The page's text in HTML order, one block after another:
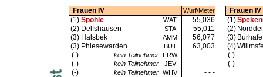
Frauen IV Wurf/Meter
Frauen IV
(1) Spohle WAT 55,036 (1)
(2) Delfshausen STA 55,011 (2)
(3) Halsbek AMM 56,077 (3) Burhafe
(3) Phiesewarden BUT 63,003 (4)
(-)
kein Teilnehmer FRW - - -
(-)
(-)
kein Teilnehmer JEV - - -
(-)
(-)
kein Teilnehmer WHV - - -